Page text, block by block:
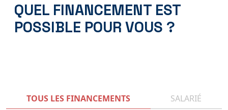
QUEL FINANCEMENT EST
POSSIBLE POUR VOUS ?
TOUS LES FINANCEMENTS
SALARIÉ